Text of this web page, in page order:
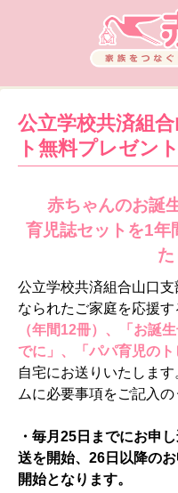
公立学校共済組
ト無料プレゼン
赤ちゃんのお誕
育児誌セットを1年
た
公立学校共済組合山口
なられたご家庭を応援す
（年間12冊）、「お誕
でに」、「パパ育児のト
自宅にお送りいたしま
ムに必要事項をご記入
・毎月25日までにお申
送を開始、26日以降の
開始となります。